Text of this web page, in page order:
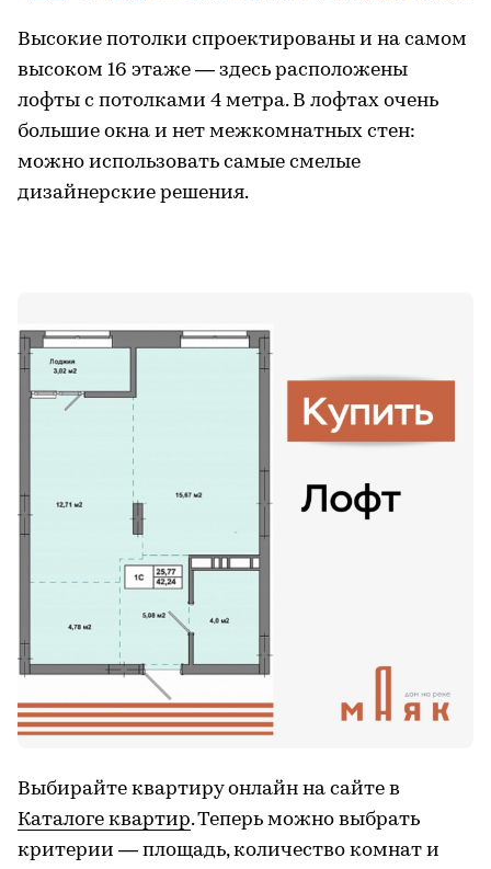
Высокие потолки спроектированы и на самом
высоком 16 этаже — здесь расположены
лофты с потолками 4 метра. В лофтах очень
большие окна и нет межкомнатных стен:
можно использовать самые смелые
дизайнерские решения.
Выбирайте квартиру онлайн на сайте в
Каталоге квартир. Теперь можно выбрать
критерии — площадь, количество комнат и